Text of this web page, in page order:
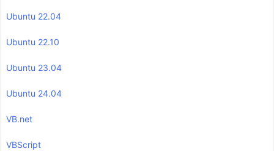
Ubuntu 22.04
Ubuntu 22.10
Ubuntu 23.04
Ubuntu 24.04
VB.net
VBScript